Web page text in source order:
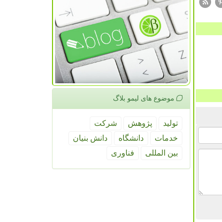
موضوع های لیمو بلاگ
تولید پژوهش
شركت
خدمات
دانشگاه
دانش بنیان
بین المللی
فناوری